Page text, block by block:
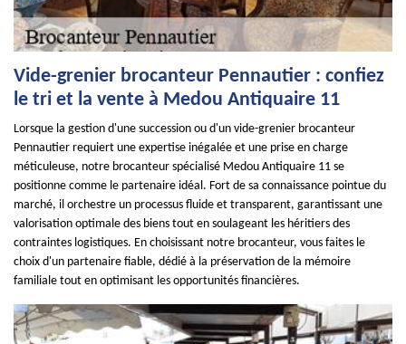
Vide-grenier brocanteur Pennautier : confiez
le tri et la vente à Medou Antiquaire 11
Lorsque la gestion d'une succession ou d'un vide-grenier brocanteur
Pennautier requiert une expertise inégalée et une prise en charge
méticuleuse, notre brocanteur spécialisé Medou Antiquaire 11 se
positionne comme le partenaire idéal. Fort de sa connaissance pointue du
marché, il orchestre un processus fluide et transparent, garantissant une
valorisation optimale des biens tout en soulageant les héritiers des
contraintes logistiques. En choisissant notre brocanteur, vous faites le
choix d'un partenaire fiable, dédié à la préservation de la mémoire
familiale tout en optimisant les opportunités financières.